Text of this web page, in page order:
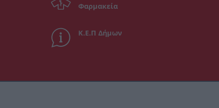
Φαρμακεία
Κ.Ε.Π Δήμων